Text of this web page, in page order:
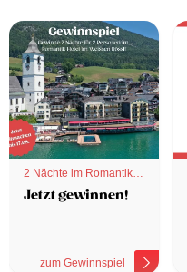
2 Nächte im Romantik
Hotel
Jetzt gewinnen!
zum Gewinnspiel